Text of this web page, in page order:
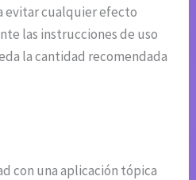
evitar cualquier efecto
las instrucciones de uso
la cantidad recomendada
con una aplicación tópica